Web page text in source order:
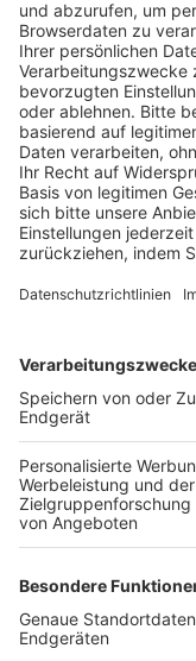
Pässe und
Trainerausbildung
Schulungsangebot
BFV-Geschäftsstellen
Trainerbörse
Login SpielPlus
FOLGE DEM BFV
TOP-VEREINE
TOP-PARTNER